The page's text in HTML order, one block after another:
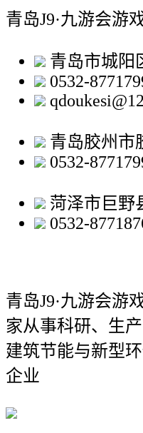
青岛J9·九游会游
青岛市城阳
0532-
青岛胶州市
0532-
菏泽市巨野
0532-
青岛J9·九游会游
家从事科研、生
建筑节能与新型
企业